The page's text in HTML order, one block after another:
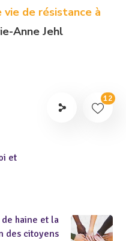
de résistance à
Anne Jehl
12
et
haine et la
des citoyens